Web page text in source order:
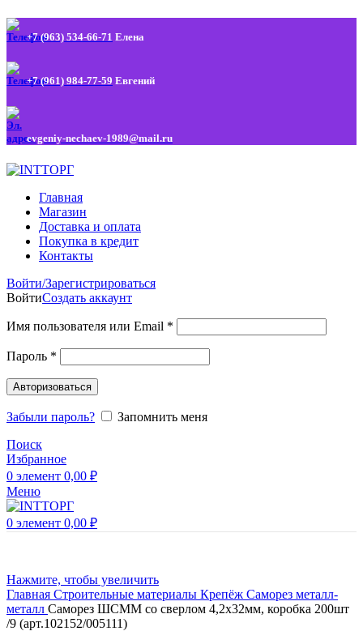
+7 (963) 534-66-71 Елена
+7 (961) 984-77-59 Евгений
evgeniy-nechaev-1989@mail.ru
Главная
Магазин
Доставка и оплата
Покупка в кредит
Контакты
Войти/Зарегистрироваться
ВойтиСоздать аккаунт
Имя пользователя или Email *
Пароль *
Авторизоваться
Забыли пароль?
Запомнить меня
Поиск
Избранное
0 элемент 0,00 ₽
Меню
0 элемент 0,00 ₽
Нажмите, чтобы увеличить
Главная Строительные материалы Крепёж Саморез металл-
металл Саморез ШСММ со сверлом 4,2х32мм, коробка 200шт
/9 (арт.102152/005111)